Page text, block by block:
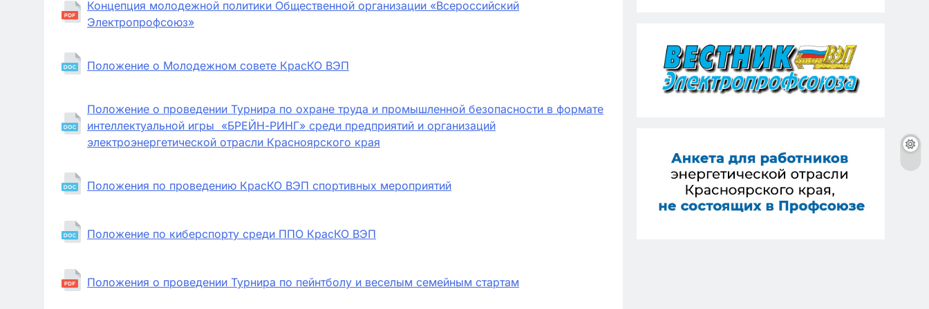
Концепция молодежной политики Общественной организации «Всероссийский
Электропрофсоюз»
Положение о Молодежном совете КрасКО ВЭП
Положение о проведении Турнира по охране труда и промышленной безопасности в формате
интеллектуальной игры «БРЕЙН-РИНГ» среди предприятий и организаций
электроэнергетической отрасли Красноярского края
Положения по проведению КрасКО ВЭП спортивных мероприятий
Положение по киберспорту среди ППО КрасКО ВЭП
Положения о проведении Турнира по пейнтболу и веселым семейным стартам